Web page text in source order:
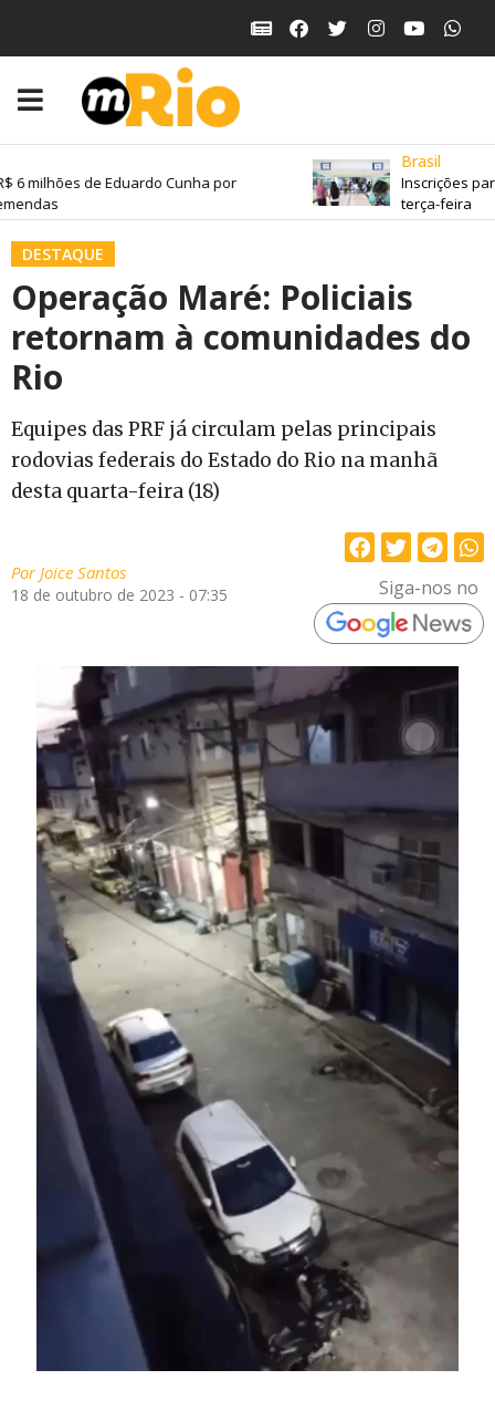
de Eduardo Cunha por
Brasil
Inscrições para o
terça-feira
DESTAQUE
Operação Maré: Policiais
retornam à comunidades do
Rio
Equipes das PRF já circulam pelas principais
rodovias federais do Estado do Rio na manhã
desta quarta-feira (18)
PorJoice Santos
18 de outubro de 2023 - 07:35 Siga-nos no